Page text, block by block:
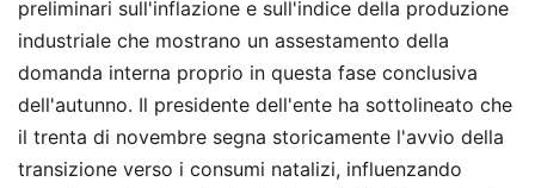
preliminari sull'inflazione e sull'indice della produzione
industriale che mostrano un assestamento della
domanda interna proprio in questa fase conclusiva
dell'autunno. Il presidente dell'ente ha sottolineato che
il trenta di novembre segna storicamente l'avvio della
transizione verso i consumi natalizi, influenzando